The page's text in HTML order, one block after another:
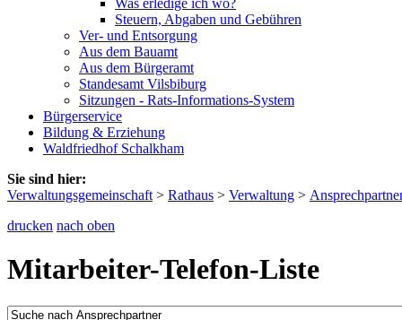
Steuern, Abgaben und Gebühren
Ver- und Entsorgung
Aus dem Bauamt
Aus dem Bürgeramt
Standesamt Vilsbiburg
Sitzungen - Rats-Informations-System
Bürgerservice
Bildung & Erziehung
Waldfriedhof Schalkham
Sie sind hier:
Verwaltungsgemeinschaft > Rathaus > Verwaltung >
drucken nach oben
Mitarbeiter-Telefon-Liste